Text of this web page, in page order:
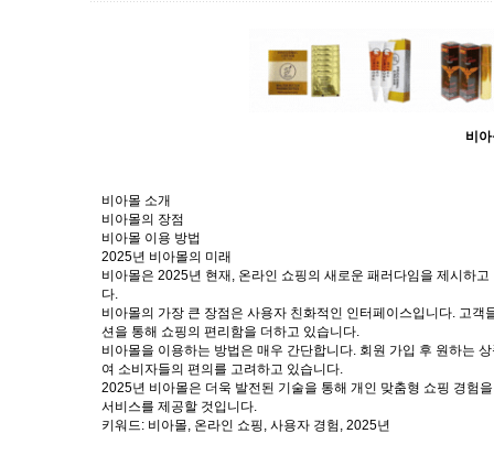
비
비아몰 소개
비아몰의 장점
비아몰 이용 방법
2025년 비아몰의 미래
비아몰은 2025년 현재, 온라인 쇼핑의 새로운 패러다임을 제시하
다.
비아몰의 가장 큰 장점은 사용자 친화적인 인터페이스입니다. 고
션을 통해 쇼핑의 편리함을 더하고 있습니다.
비아몰을 이용하는 방법은 매우 간단합니다. 회원 가입 후 원하는
여 소비자들의 편의를 고려하고 있습니다.
2025년 비아몰은 더욱 발전된 기술을 통해 개인 맞춤형 쇼핑 경험
서비스를 제공할 것입니다.
키워드: 비아몰, 온라인 쇼핑, 사용자 경험, 2025년